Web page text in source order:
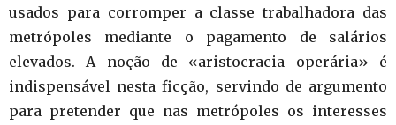
usados para corromper a classe trabalhadora das
metrópoles mediante o pagamento de salários
elevados. A noção de «aristocracia operária» é
indispensável nesta ficção, servindo de argumento
para pretender que nas metrópoles os interesses